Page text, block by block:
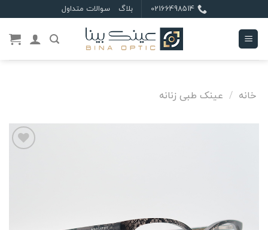
to
content
02166498514 بلاگ سوالات متداول
خانه / عینک طبی زنانه